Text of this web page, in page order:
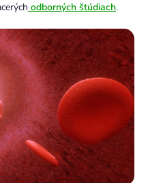
odborných štúdiach.